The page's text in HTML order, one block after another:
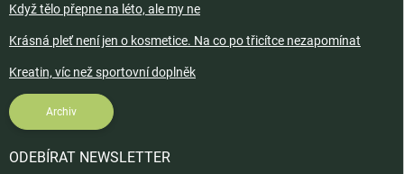
Když tělo přepne na léto, ale my ne
Krásná pleť není jen o kosmetice. Na co po třicítce nezapomínat
Kreatin, víc než sportovní doplněk
Archiv
ODEBÍRAT NEWSLETTER